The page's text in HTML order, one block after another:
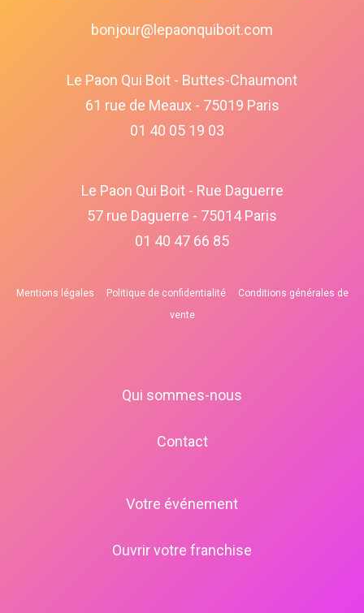
bonjour@lepaonquiboit.com
Le Paon Qui Boit - Buttes-Chaumont
61 rue de Meaux - 75019 Paris
01 40 05 19 03
Le Paon Qui Boit - Rue Daguerre
57 rue Daguerre - 75014 Paris
01 40 47 66 85
Mentions légales Politique de confidentialité
Conditions générales de
vente
Qui sommes-nous
Contact
Votre événement
Ouvrir votre franchise